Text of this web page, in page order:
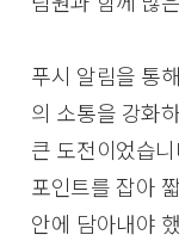
푸시 알림을 통
의 소통을 강화
큰 도전이었습
포인트를 잡아
안에 담아내야